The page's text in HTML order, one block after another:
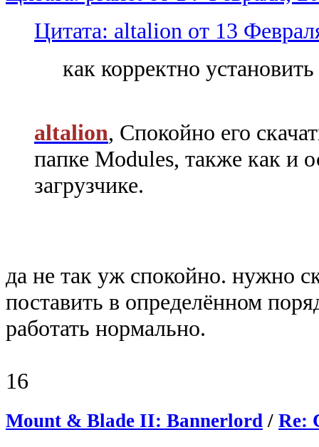
Цитата: altalion от 13
как корректно
altalion, Спокойно его
папке Modules, также как и
загрузчике.
да не так уж спокойно. нужно
поставить в определённом
работать нормально.
16
Mount & Blade II: Bannerlord / Re: